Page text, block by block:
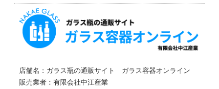
店舗名：ガラス瓶の通販サイト ガラス容器オンライン
販売業者：有限会社中江産業